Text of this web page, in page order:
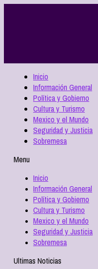
Inicio
Información General
Política y Gobierno
Cultura y Turismo
Mexico y el Mundo
Seguridad y Justicia
Sobremesa
Menu
Inicio
Información General
Política y Gobierno
Cultura y Turismo
Mexico y el Mundo
Seguridad y Justicia
Sobremesa
Ultimas Noticias